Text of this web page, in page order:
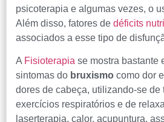
psicoterapia e algumas vezes, o
Além disso, fatores de déficits
associados a esse tipo de
A Fisioterapia se mostra bastante
sintomas do bruxismo como dor
dores de cabeça, utilizando-se de
exercícios respiratórios e de
laserterapia, calor, acupuntura,